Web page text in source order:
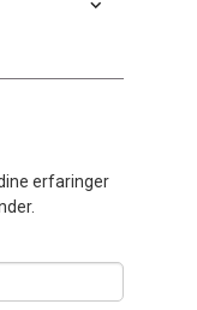
erfaringer